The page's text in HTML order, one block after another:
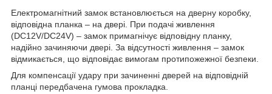
Електромагнітний замок встановлюється на дверну коробку,
відповідна планка – на двері. При подачі живлення
(DC12V/DC24V) – замок примагнічує відповідну планку,
надійно зачиняючи двері. За відсутності живлення – замок
відмикається, що відповідає вимогам протипожежної безпеки.
Для компенсації удару при зачиненні дверей на відповідній
планці передбачена гумова прокладка.